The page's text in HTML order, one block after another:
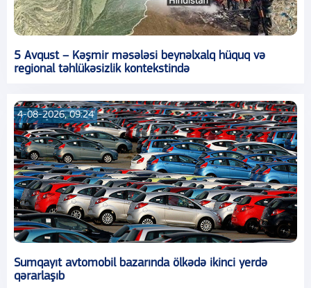
5 Avqust – Kəşmir məsələsi beynəlxalq hüquq və
regional təhlükəsizlik kontekstində
4-08-2026, 09:24
Sumqayıt avtomobil bazarında ölkədə ikinci yerdə
qərarlaşıb